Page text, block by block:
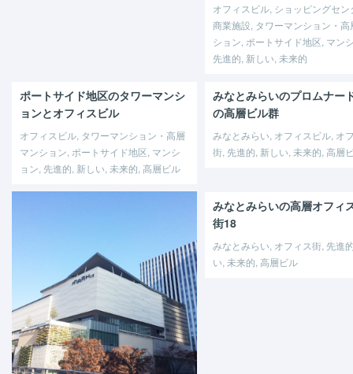
オフィスビル, ショッピングセン
商業施設, タワーマンション・高
ション, ポートサイド地区, マン
先進的, 新しい, 未来的
ポートサイド地区のタワーマンシ
ョンとオフィスビル
オフィスビル, タワーマンション・高層
マンション, ポートサイド地区, マンシ
ョン, 先進的, 新しい, 未来的, 高層ビル
みなとみらいのプロムナー
の高層ビル群
みなとみらい, オフィスビル, オ
街, 先進的, 新しい, 未来的, 高層
みなとみらいの高層オフィ
街18
みなとみらい, オフィス街, 先進
い, 未来的, 高層ビル